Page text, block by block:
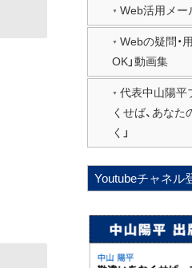
Web活用メー
Webの疑問・
OK」動画集
代表中山陽平
くせば、あな
く」
Youtubeチャネル